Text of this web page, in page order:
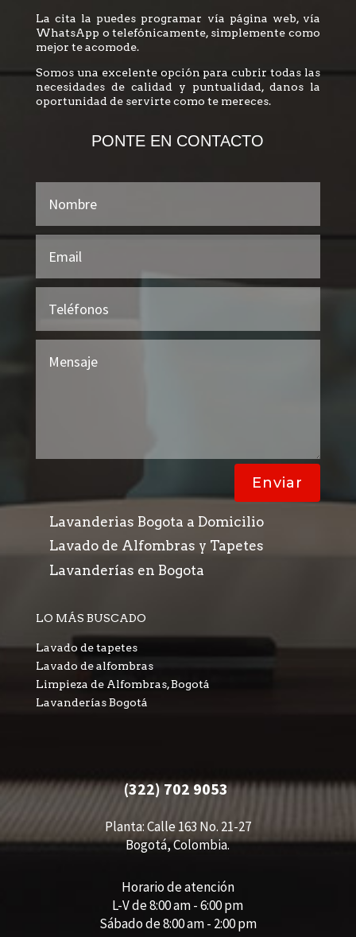
La cita la puedes programar vía página web, vía
WhatsApp o telefónicamente, simplemente como
mejor te acomode.
Somos una excelente opción para cubrir todas las
necesidades de calidad y puntualidad, danos la
oportunidad de servirte como te mereces.
PONTE EN CONTACTO
Enviar
Lavanderias Bogota a Domicilio
Lavado de Alfombras y Tapetes
Lavanderías en Bogota
LO MÁS BUSCADO
Lavado de tapetes
Lavado de alfombras
Limpieza de Alfombras, Bogotá
Lavanderías Bogotá
(322) 702 9053
Planta: Calle 163 No. 21-27
Bogotá, Colombia.
Horario de atención
L-V de 8:00 am - 6:00 pm
Sábado de 8:00 am - 2:00 pm